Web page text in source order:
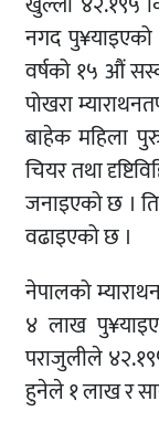
नगद पु¥याइएको
वर्षको १५ औं
पोखरा
बाहेक महिला
चियर तथा
जनाइएको छ ।
वढाइएको छ ।
नेपालको
४ लाख
पराजुलीले
हुनेले १ लाख र